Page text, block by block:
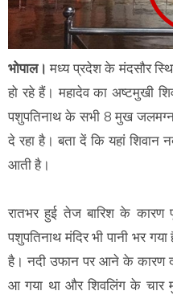
भोपाल। मध्य प्रदेश के मंदसौर
हो रहे हैं। महादेव का अष्टमुखी
पशुपतिनाथ के सभी 8 मुख जलमग्न
दे रहा है। बता दें कि यहां
आती है।
रातभर हुई तेज बारिश के कारण
पशुपतिनाथ मंदिर भी पानी भर
है। नदी उफान पर आने के कारण
आ गया था और शिवलिंग के